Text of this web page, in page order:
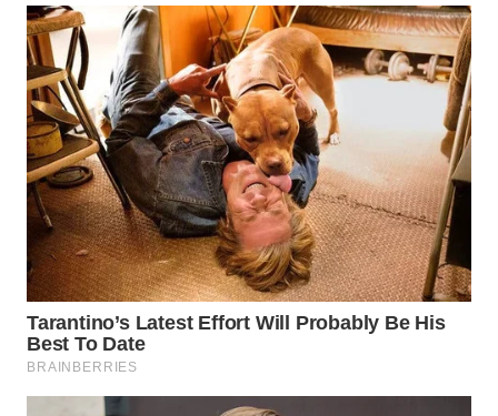
CIANJUR
WN
KEPULAUAN
SERIBU
WN
TANGERANG
WN
BINJAI
WN
CIREBON